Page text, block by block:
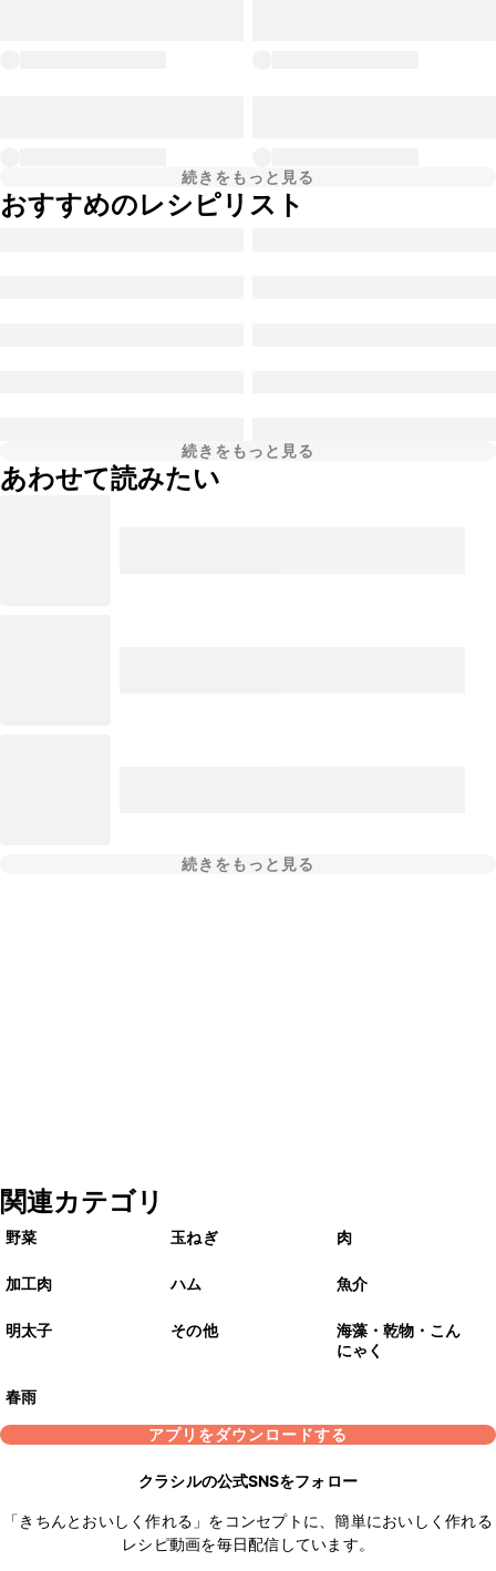
続きをもっと見る
おすすめのレシピリスト
続きをもっと見る
あわせて読みたい
続きをもっと見る
関連カテゴリ
野菜 玉ねぎ 肉
加工肉 ハム 魚介
明太子 その他
海藻・乾物・こん
にゃく
春雨
アプリをダウンロードする
クラシルの公式SNSをフォロー
「きちんとおいしく作れる」をコンセプトに、簡単においしく作れる
レシピ動画を毎日配信しています。